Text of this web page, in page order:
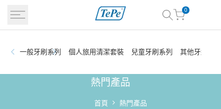
內
0
一般牙刷系列 個人旅用清潔套裝 兒童牙刷系列 其他牙縫清
熱門產品
首頁 熱門產品